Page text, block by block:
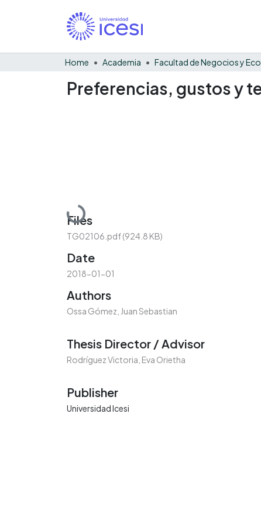
Home Academia
Preferencias, gustos y
Loading...
Files
TG02106.pdf(924.8 KB)
Date
2018-01-01
Authors
Ossa Gómez, Juan Sebastian
Thesis Director / Advisor
Rodríguez Victoria, Eva Orietha
Publisher
Universidad Icesi